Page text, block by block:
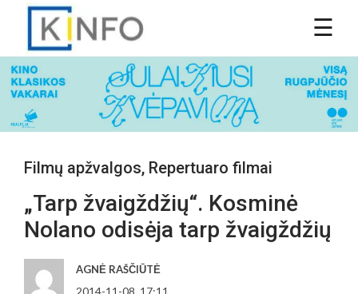
Filmų apžvalgos, Repertuaro filmai
„Tarp žvaigždžių“. Kosminė
Nolano odisėja tarp žvaigždžių
AGNĖ RAŠČIŪTĖ
2014-11-08, 17:11